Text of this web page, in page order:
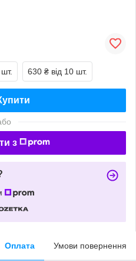
шт. 630 ₴ від 10 шт.
з
Оплата Умови повернення